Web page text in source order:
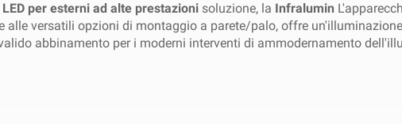
per esterni ad alte prestazioni soluzione, la Infralumin
alle versatili opzioni di montaggio a parete/palo, offre
abbinamento per i moderni interventi di ammodernamento